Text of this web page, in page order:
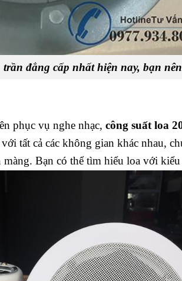
trần đẳng cấp nhất hiện nay, bạn
phục vụ nghe nhạc, công suất loa
tất cả các không gian khác nhau,
Bạn có thể tìm hiểu loa với